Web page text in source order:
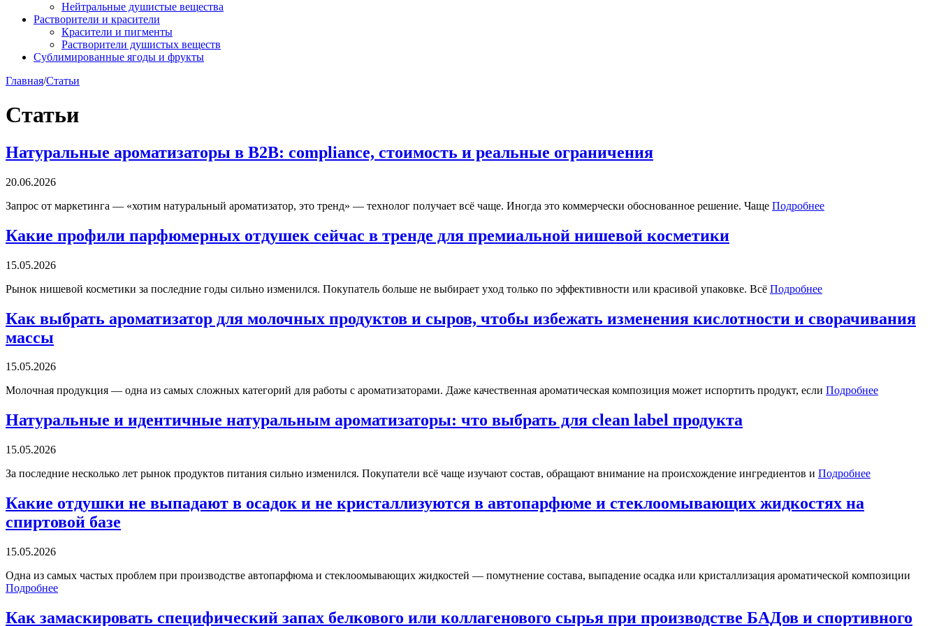
Нейтральные душистые вещества
Растворители и красители
Красители и пигменты
Растворители душистых веществ
Сублимированные ягоды и фрукты
Главная/Статьи
Статьи
Натуральные ароматизаторы в B2B: compliance, стоимость и реальные ограничения
20.06.2026
Запрос от маркетинга — «хотим натуральный ароматизатор, это тренд» — технолог получает всё чаще. Иногда это коммерчески обоснованное решение. Чаще Подробнее
Какие профили парфюмерных отдушек сейчас в тренде для премиальной нишевой косметики
15.05.2026
Рынок нишевой косметики за последние годы сильно изменился. Покупатель больше не выбирает уход только по эффективности или красивой упаковке. Всё Подробнее
Как выбрать ароматизатор для молочных продуктов и сыров, чтобы избежать изменения кислотности и сворачивания
массы
15.05.2026
Молочная продукция — одна из самых сложных категорий для работы с ароматизаторами. Даже качественная ароматическая композиция может испортить продукт, если Подробнее
Натуральные и идентичные натуральным ароматизаторы: что выбрать для clean label продукта
15.05.2026
За последние несколько лет рынок продуктов питания сильно изменился. Покупатели всё чаще изучают состав, обращают внимание на происхождение ингредиентов и Подробнее
Какие отдушки не выпадают в осадок и не кристаллизуются в автопарфюме и стеклоомывающих жидкостях на
спиртовой базе
15.05.2026
Одна из самых частых проблем при производстве автопарфюма и стеклоомывающих жидкостей — помутнение состава, выпадение осадка или кристаллизация ароматической композиции
Подробнее
Как замаскировать специфический запах белкового или коллагенового сырья при производстве БАДов и спортивного